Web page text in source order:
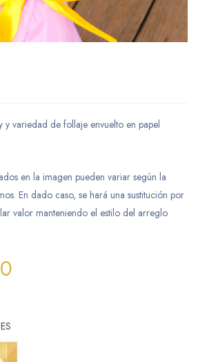
y variedad de follaje envuelto en papel
en la imagen pueden variar según la
En dado caso, se hará una sustitución por
valor manteniendo el estilo del arreglo